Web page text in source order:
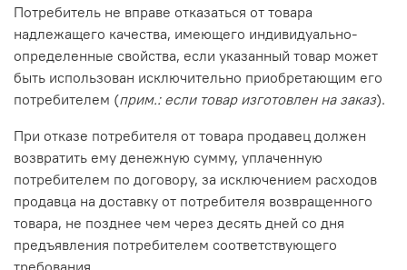
Потребитель не вправе отказаться от товара
надлежащего качества, имеющего индивидуально-
определенные свойства, если указанный товар может
быть использован исключительно приобретающим его
потребителем (прим.: если товар изготовлен на заказ).
При отказе потребителя от товара продавец должен
возвратить ему денежную сумму, уплаченную
потребителем по договору, за исключением расходов
продавца на доставку от потребителя возвращенного
товара, не позднее чем через десять дней со дня
предъявления потребителем соответствующего
требования.